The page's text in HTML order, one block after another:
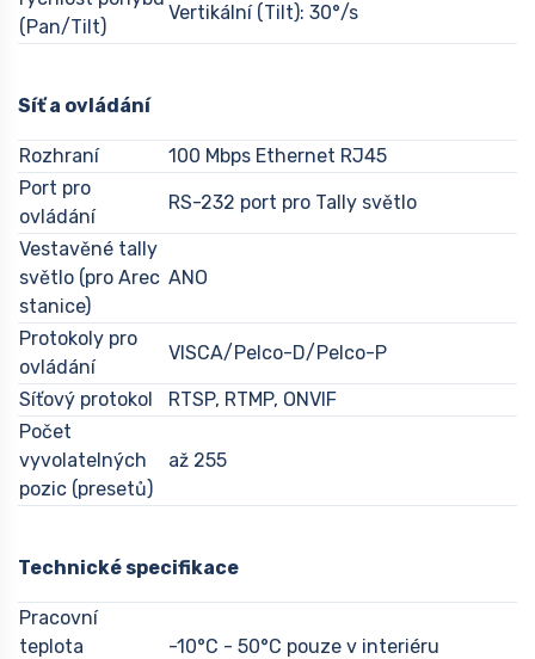
(Pan/Tilt)
Vertikální (Tilt): 30°/s
Síť a ovládání
Rozhraní
100 Mbps Ethernet RJ45
Port pro
ovládání
RS-232 port pro Tally světlo
Vestavěné tally
světlo (pro Arec
stanice)
ANO
Protokoly pro
ovládání
VISCA/Pelco-D/Pelco-P
Síťový protokol
RTSP, RTMP, ONVIF
Počet
vyvolatelných
pozic (presetů)
až 255
Technické specifikace
Pracovní
teplota
-10°C - 50°C pouze v interiéru